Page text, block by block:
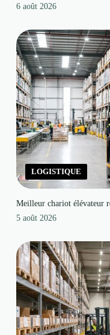
6 août 2026
LOGISTIQUE
Meilleur chariot élévateur
5 août 2026